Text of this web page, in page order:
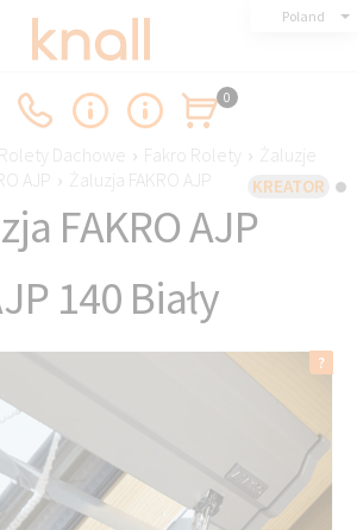
KREATOR
Poland
0
Rolety Dachowe › Fakro Rolety › Żaluzje
AJP
› Żaluzja FAKRO AJP
FAKRO AJP
140 Biały